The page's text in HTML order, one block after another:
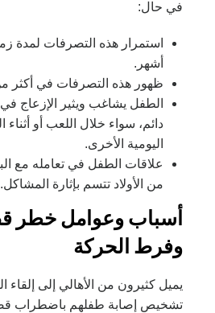
في حال:
استمرار هذه التصرفات لمدة
أشهر.
ظهور هذه التصرفات في أكثر
الطفل يشاغب ويثير الإزعاج
دائم، سواء خلال اللعب أو أثناء
اليومية الأخرى.
علاقات الطفل في تعامله مع
من الأولاد تتسم بإثارة المشاكل.
أسباب وعوامل خطر
وفرط الحركة
يميل كثيرون من الأهالي إلى إلقاء
تشخيص إصابة طفلهم باضطراب